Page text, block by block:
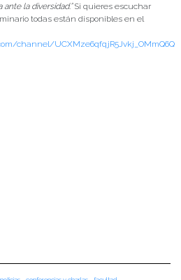
la diversidad.”Si quieres escuchar
todas están disponibles en el
channel/UCXMze6qfqjR5Jvkj_OMmQ6Q